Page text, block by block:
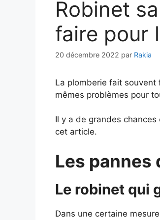
Robinet
faire pour
20 décembre 2022 par Rakia
La plomberie fait souvent
mêmes problèmes pour
Il y a de grandes
cet article.
Les pannes
Le robinet qui
Dans une certaine